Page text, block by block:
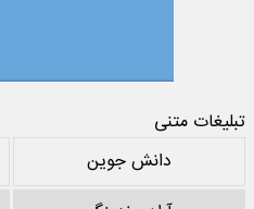
تبلیغات متنی
دانش جوین